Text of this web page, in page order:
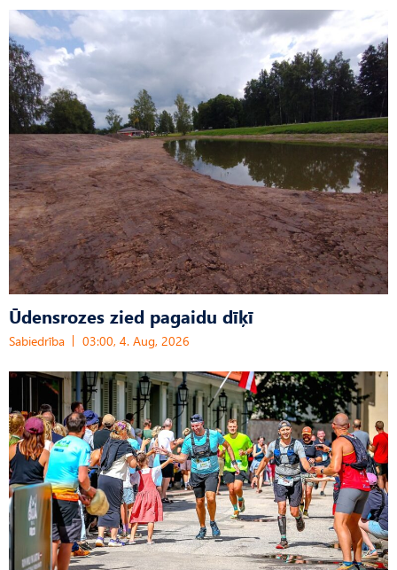
Ūdensrozes zied pagaidu dīķī
Sabiedrība 03:00, 4. Aug, 2026